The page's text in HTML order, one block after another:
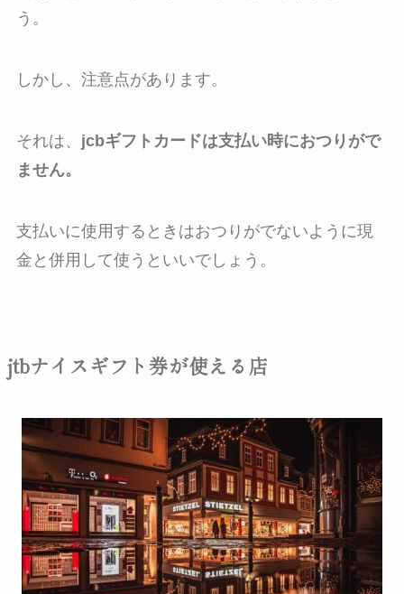
う。
しかし、注意点があります。
それは、 jcbギフトカードは支払い時におつりがで
ません。
支払いに使用するときはおつりがでないように現
金と併用して使うといいでしょう。
jtbナイスギフト券が使える店